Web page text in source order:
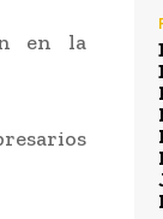
en la